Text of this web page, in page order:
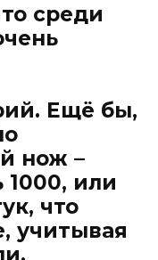
среди
Ещё бы,
нож –
1000, или
что
учитывая